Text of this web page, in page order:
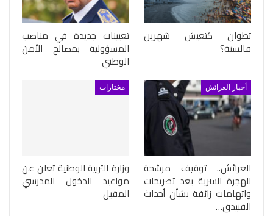
تطوان كتعيش شهرين
فالسنة؟
تعيينات جديدة في مناصب
المسؤولية بمصالح الأمن
الوطني
أخبار العرائش
العرائش.. توقيف مرشحة
للهجرة السرية بعد تصريحات
واتهامات زائفة بشأن أحداث
الفنيدق…
مختارات
وزارة التربية الوطنية تعلن عن
مواعيد الدخول المدرسي
المقبل